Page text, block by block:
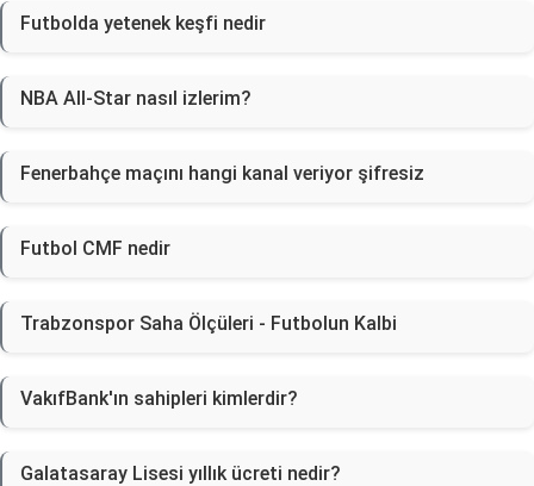
Futbolda yetenek keşfi nedir
NBA All-Star nasıl izlerim?
Fenerbahçe maçını hangi kanal veriyor şifresiz
Futbol CMF nedir
Trabzonspor Saha Ölçüleri - Futbolun Kalbi
VakıfBank'ın sahipleri kimlerdir?
Galatasaray Lisesi yıllık ücreti nedir?